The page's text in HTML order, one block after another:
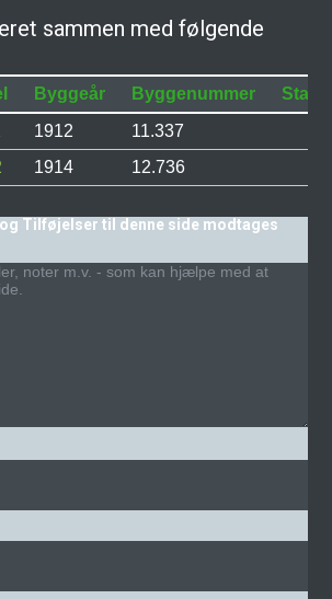
sammen med følgende
Byggeår Byggenummer
1912
11.337
1914 12.736
Tilføjelser til denne side modtages